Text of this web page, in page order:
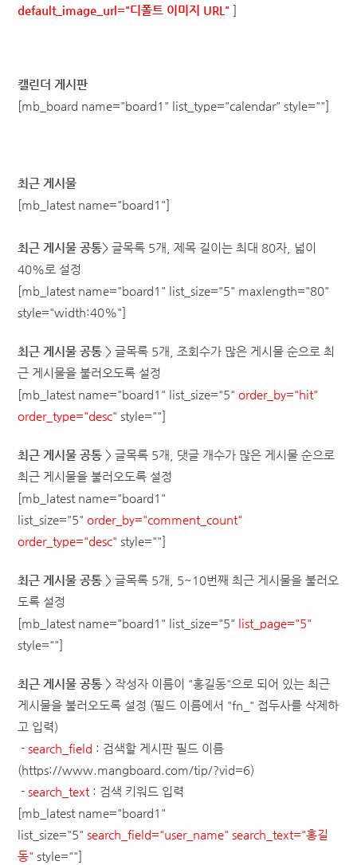
default_image_url="디폴트 이미지 URL" ]
캘린더 게시판
[mb_board name="board1 " list_type="calendar" style=""]
최근 게시물
[mb_latest name="board1"]
최근 게시물 공통> 글목록 5개, 제목 길이는 최대 80자, 넓이
40%로 설정
[mb_latest name="board1" list_size="5" maxlength="80"
style="width:40%"]
최근 게시물 공통 > 글목록 5개, 조회수가 많은 게시물 순으로 최
근 게시물을 불러오도록 설정
[mb_latest name="board1" list_size="5" order_by="hit"
order_type="desc" style=""]
최근 게시물 공통 > 글목록 5개, 댓글 개수가 많은 게시물 순으로
최근 게시물을 불러오도록 설정
[mb_latest name="board1"
list_size="5" order_by="comment_count"
order_type="desc" style=""]
최근 게시물 공통 > 글목록 5개, 5~10번째 최근 게시물을 불러오
도록 설정
[mb_latest name="board1" list_size="5" list_page="5"
style=""]
최근 게시물 공통 > 작성자 이름이 "홍길동"으로 되어 있는 최근
게시물을 불러오도록 설정 (필드 이름에서 "fn_" 접두사를 삭제하
고 입력)
- search_field : 검색할 게시판 필드 이름
(https://www.mangboard.com/tip/?vid=6)
- search_text : 검색 키워드 입력
[mb_latest name="board1"
list_size="5" search_field="user_name" search_text="홍길
동" style=""]